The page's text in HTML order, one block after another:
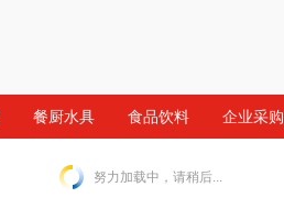
餐厨水具 食品饮料 企业采购
努力加载中，请稍后...